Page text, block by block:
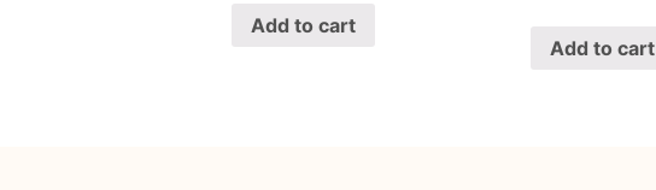
Add to cart
Add to cart